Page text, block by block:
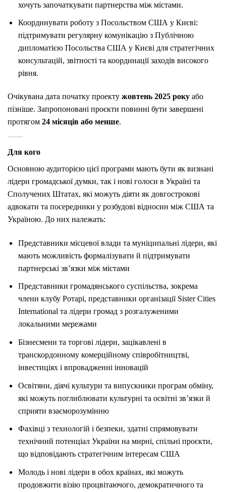
хочуть започаткувати партнерства між містами.
Координувати роботу з Посольством США у Києві:
підтримувати регулярну комунікацію з Публічною
дипломатією Посольства США у Києві для стратегічних
консультацій, звітності та координації заходів високого
рівня.
Очікувана дата початку проекту жовтень 2025 року або
пізніше. Запропоновані проєкти повинні бути завершені
протягом 24 місяців або менше.
Для кого
Основною аудиторією цієї програми мають бути як визнані
лідери громадської думки, так і нові голоси в Україні та
Сполучених Штатах, які можуть діяти як довгострокові
адвокати та посередники у розбудові відносин між США та
Україною. До них належать:
Представники місцевої влади та муніципальні лідери, які
мають можливість формалізувати й підтримувати
партнерські зв’язки між містами
Представники громадянського суспільства, зокрема
члени клубу Ротарі, представники організації Sister Cities
International та лідери громад з розгалуженими
локальними мережами
Бізнесмени та торгові лідери, зацікавлені в
транскордонному комерційному співробітництві,
інвестиціях і впровадженні інновацій
Освітяни, діячі культури та випускники програм обміну,
які можуть поглиблювати культурні та освітні зв’язки й
сприяти взаєморозумінню
Фахівці з технологій і безпеки, здатні спрямовувати
технічний потенціал України на мирні, спільні проєкти,
що відповідають стратегічним інтересам США
Молодь і нові лідери в обох країнах, які можуть
продовжити візію процвітаючого, демократичного та